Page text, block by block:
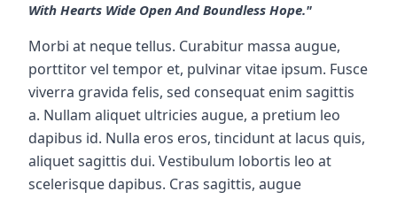
With Hearts Wide Open And Boundless Hope."
Morbi at neque tellus. Curabitur massa augue,
porttitor vel tempor et, pulvinar vitae ipsum. Fusce
viverra gravida felis, sed consequat enim sagittis
a. Nullam aliquet ultricies augue, a pretium leo
dapibus id. Nulla eros eros, tincidunt at lacus quis,
aliquet sagittis dui. Vestibulum lobortis leo at
scelerisque dapibus. Cras sagittis, augue